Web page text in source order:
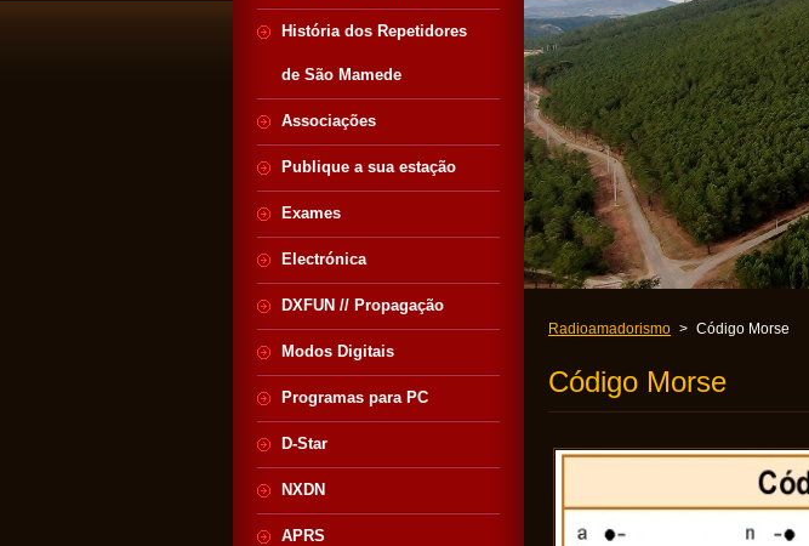
Radioamadorismo > Código Morse
Código Morse
História dos Repetidores
de São Mamede
Associações
Publique a sua estação
Exames
Electrónica
DXFUN // Propagação
Modos Digitais
Programas para PC
D-Star
NXDN
APRS